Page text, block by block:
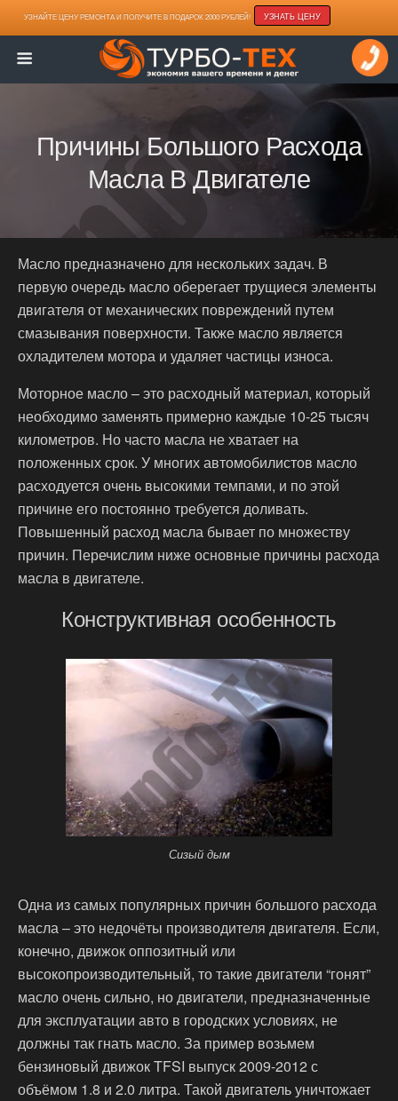
УЗНАЙТЕ ЦЕНУ РЕМОНТА И ПОЛУЧИТЕ В ПОДАРОК 2000 РУБЛЕЙ! УЗНАТЬ ЦЕНУ
Причины Большого Расхода
Масла В Двигателе
Масло предназначено для нескольких задач. В
первую очередь масло оберегает трущиеся элементы
двигателя от механических повреждений путем
смазывания поверхности. Также масло является
охладителем мотора и удаляет частицы износа.
Моторное масло – это расходный материал, который
необходимо заменять примерно каждые 10-25 тысяч
километров. Но часто масла не хватает на
положенных срок. У многих автомобилистов масло
расходуется очень высокими темпами, и по этой
причине его постоянно требуется доливать.
Повышенный расход масла бывает по множеству
причин. Перечислим ниже основные причины расхода
масла в двигателе.
Конструктивная особенность
Сизый дым
Одна из самых популярных причин большого расхода
масла – это недочёты производителя двигателя. Если,
конечно, движок оппозитный или
высокопроизводительный, то такие двигатели “гонят”
масло очень сильно, но двигатели, предназначенные
для эксплуатации авто в городских условиях, не
должны так гнать масло. За пример возьмем
бензиновый движок TFSI выпуск 2009-2012 с
объёмом 1.8 и 2.0 литра. Такой двигатель уничтожает